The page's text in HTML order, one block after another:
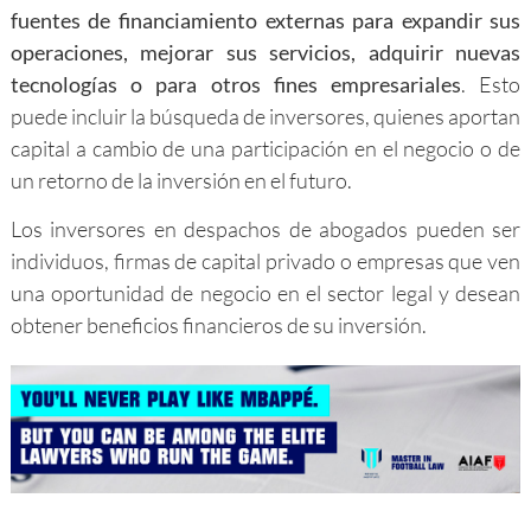
fuentes de financiamiento externas para expandir sus
operaciones, mejorar sus servicios, adquirir nuevas
tecnologías o para otros fines empresariales. Esto
puede incluir la búsqueda de inversores, quienes aportan
capital a cambio de una participación en el negocio o de
un retorno de la inversión en el futuro.
Los inversores en despachos de abogados pueden ser
individuos, firmas de capital privado o empresas que ven
una oportunidad de negocio en el sector legal y desean
obtener beneficios financieros de su inversión.